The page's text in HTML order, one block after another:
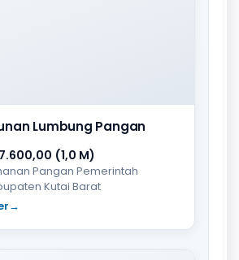
Lumbung Pangan
(1,0 M)
Pangan Pemerintah
Kutai Barat
→